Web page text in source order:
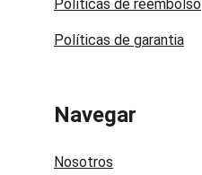
Navegar
Nosotros
Políticas de reembolso
Políticas de garantia